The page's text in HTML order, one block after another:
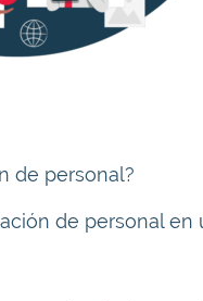
de personal?
de personal en